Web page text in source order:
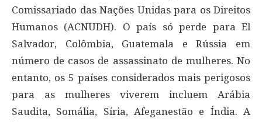
Comissariado das Nações Unidas para os Direitos
Humanos (ACNUDH). O país só perde para El
Salvador, Colômbia, Guatemala e Rússia em
número de casos de assassinato de mulheres. No
entanto, os 5 países considerados mais perigosos
para as mulheres viverem incluem Arábia
Saudita, Somália, Síria, Afeganestão e Índia. A